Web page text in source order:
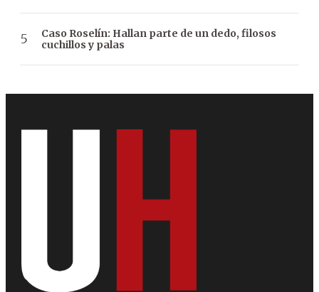
Caso Roselín: Hallan parte de un dedo, filosos
cuchillos y palas